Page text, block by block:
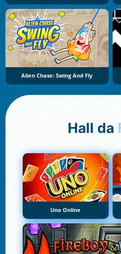
Alien Chase: Swing And Fly
Hall da
Uno Online